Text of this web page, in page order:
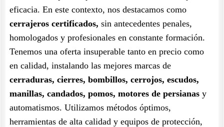
eficacia. En este contexto, nos destacamos como
cerrajeros certificados, sin antecedentes penales,
homologados y profesionales en constante formación.
Tenemos una oferta insuperable tanto en precio como
en calidad, instalando las mejores marcas de
cerraduras, cierres, bombillos, cerrojos, escudos,
manillas, candados, pomos, motores de persianas y
automatismos. Utilizamos métodos óptimos,
herramientas de alta calidad y equipos de protección,